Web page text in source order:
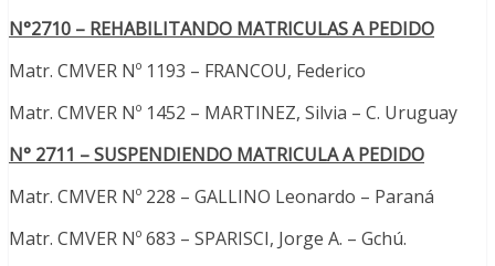
N°2710 – REHABILITANDO MATRICULAS A PEDIDO
Matr. CMVER Nº 1193 – FRANCOU, Federico
Matr. CMVER Nº 1452 – MARTINEZ, Silvia – C. Uruguay
N° 2711 – SUSPENDIENDO MATRICULA A PEDIDO
Matr. CMVER Nº 228 – GALLINO Leonardo – Paraná
Matr. CMVER Nº 683 – SPARISCI, Jorge A. – Gchú.